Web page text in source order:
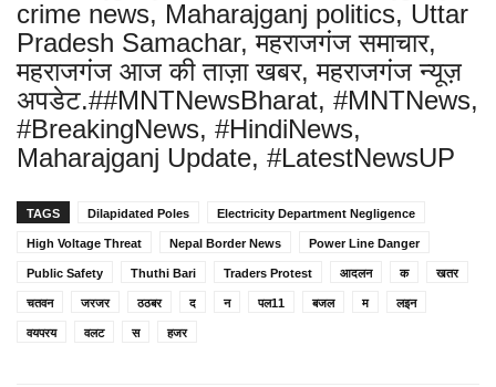
crime news, Maharajganj politics, Uttar
Pradesh Samachar, महराजगंज समाचार,
महराजगंज आज की ताज़ा खबर, महराजगंज न्यूज़
अपडेट.##MNTNewsBharat, #MNTNews,
#BreakingNews, #HindiNews,
Maharajganj Update, #LatestNewsUP
TAGS Dilapidated Poles Electricity Department Negligence
High Voltage Threat Nepal Border News Power Line Danger
Public Safety Thuthi Bari Traders Protest आदलन क खतर
चतवन जरजर ठठबर द न पल11 बजल म लइन
वयपरय वलट स हजर